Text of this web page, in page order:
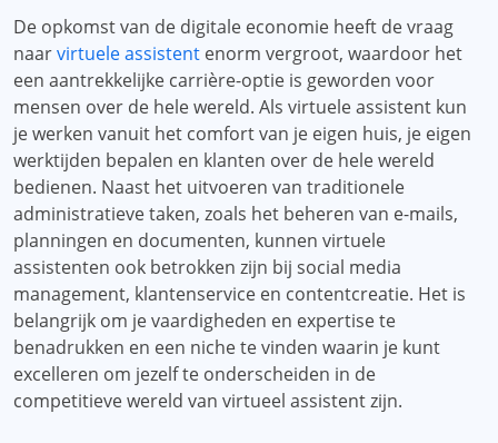
De opkomst van de digitale economie heeft de vraag
naarvirtuele assistent enorm vergroot, waardoor het
een aantrekkelijke carrière-optie is geworden voor
mensen over de hele wereld. Als virtuele assistent kun
je werken vanuit het comfort van je eigen huis, je eigen
werktijden bepalen en klanten over de hele wereld
bedienen. Naast het uitvoeren van traditionele
administratieve taken, zoals het beheren van e-mails,
planningen en documenten, kunnen virtuele
assistenten ook betrokken zijn bij social media
management, klantenservice en contentcreatie. Het is
belangrijk om je vaardigheden en expertise te
benadrukken en een niche te vinden waarin je kunt
excelleren om jezelf te onderscheiden in de
competitieve wereld van virtueel assistent zijn.